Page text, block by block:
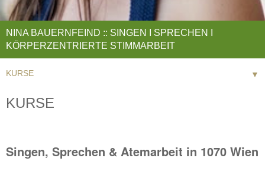
NINA BAUERNFEIND :: SINGEN I SPRECHEN I
KÖRPERZENTRIERTE STIMMARBEIT
▼
KURSE
Singen, Sprechen & Atemarbeit in 1070 Wien